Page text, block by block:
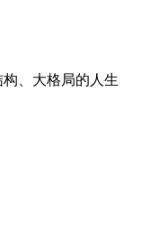
、大格局的人生